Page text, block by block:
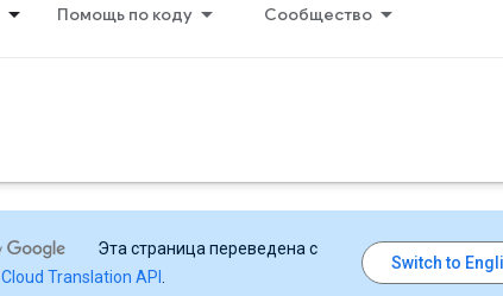
Помощь по коду Сообщество
Эта страница переведена с
Cloud Translation API